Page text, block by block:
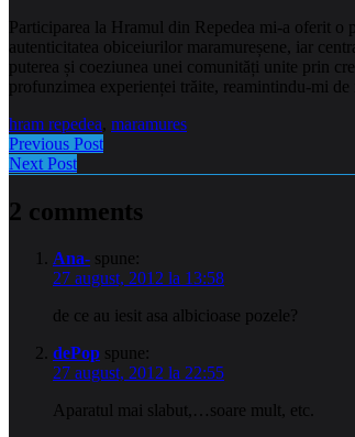
Participarea la Hramul din Repedea mi-a oferit
autenticitatea obiceiurilor maramureșene, iar
puterea și coeziunea unei comunități unite prin
profunzimea experienței trăite, reamintindu-mi
hram repedea, maramures
Previous Post
Next Post
2 comments
Ana- spune:
27 august, 2012 la 13:58
de ce au iesit asa albicioase pozele?
dePop spune:
27 august, 2012 la 22:55
Aparatul mai slabut,…soare mult, etc.